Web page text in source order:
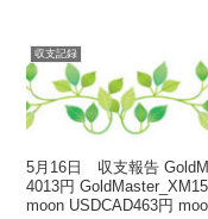
収支記録
5月16日 収支報告
4013円
moon USDCAD463円